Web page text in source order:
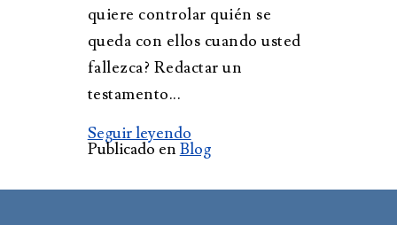
quiere controlar quién se
queda con ellos cuando usted
fallezca? Redactar un
testamento...
Seguir leyendo
Publicado en Blog